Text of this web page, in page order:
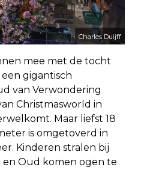
Charles Duijff
mee met de tocht
gigantisch
van Verwondering
Christmasworld in
Maar liefst 18
is omgetoverd in
Kinderen stralen bij
en Oud komen ogen te